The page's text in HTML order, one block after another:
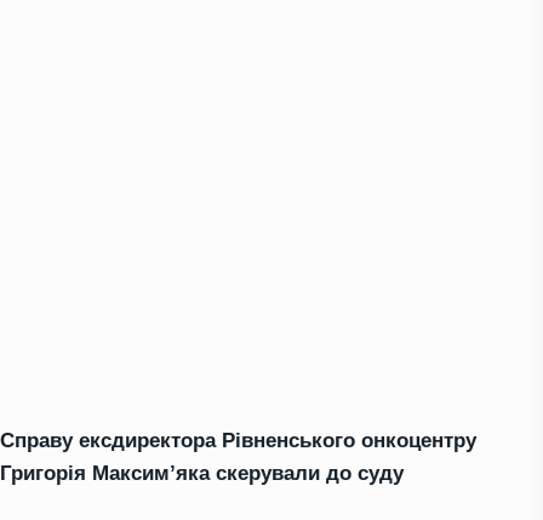
Справу ексдиректора Рівненського онкоцентру
Григорія Максим’яка скерували до суду